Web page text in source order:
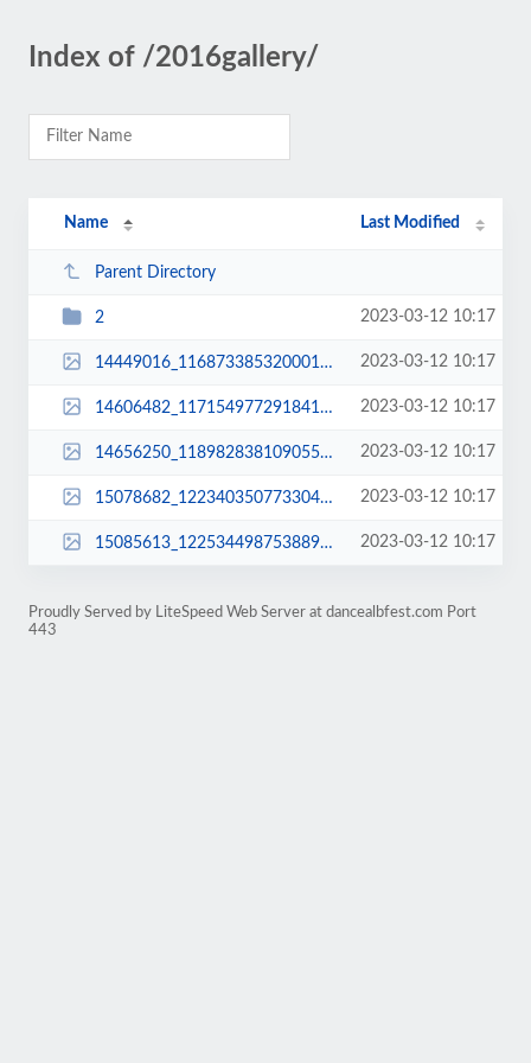
Index of /2016gallery/
Name Last Modified
Parent Directory
2 2023-03-12 10:17
14449016_1168733853200010_8623611777427456829_n.jpg 2023-03-12 10:17
14606482_1171549772918418_4432134266349155644_n.jpg 2023-03-12 10:17
14656250_1189828381090557_1617599782636338_n.jpg 2023-03-12 10:17
15078682_1223403507733044_4389307635880107232_n.jpg 2023-03-12 10:17
15085613_1225344987538896_5928940833152252778_n.jpg 2023-03-12 10:17
Proudly Served by LiteSpeed Web Server at dancealbfest.com Port
443